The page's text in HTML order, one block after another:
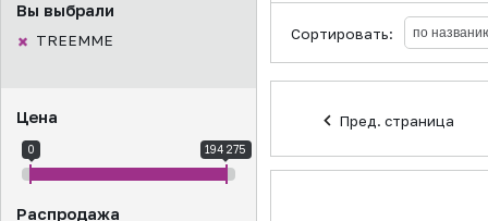
Вы выбрали
TREEMME
Цена
0 194 275
Распродажа
Сортировать:
Пред. страница